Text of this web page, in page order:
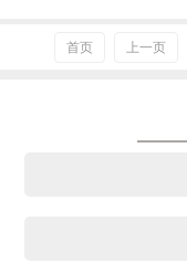
首页 上一页